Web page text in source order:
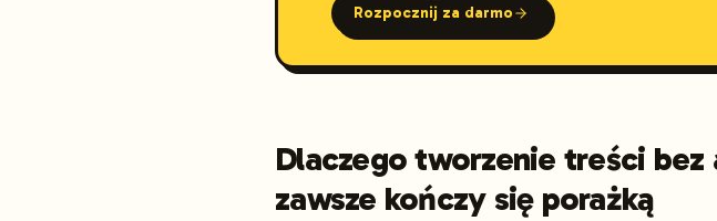
Rozpocznij za darmo
Dlaczego tworzenie treści
zawsze kończy się porażką